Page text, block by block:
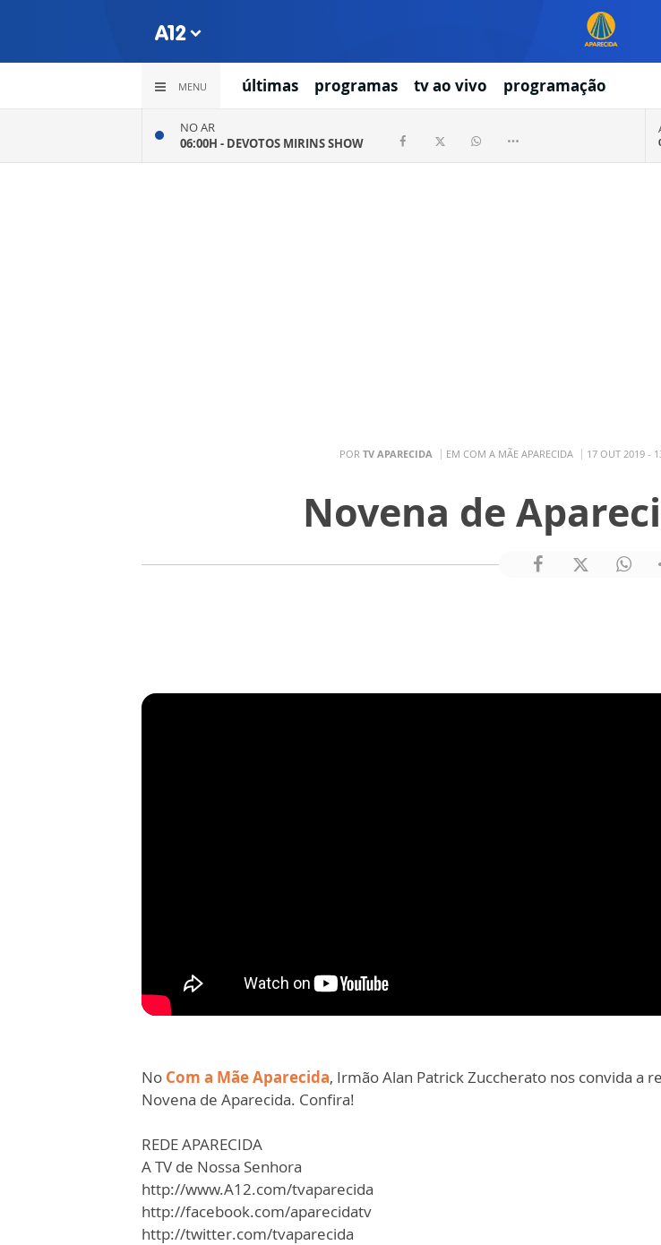
MENU últimas programas tv ao vivo programação
NO AR
06:00H - DEVOTOS MIRINS SHOW
POR TV APARECIDA EM COM A MÃE APARECIDA 17 OUT 2019 -
Novena de
No Com a Mãe Aparecida, Irmão Alan Patrick Zuccherato nos convida a
Novena de Aparecida. Confira!
REDE APARECIDA
A TV de Nossa Senhora
http://www.A12.com/tvaparecida
http://facebook.com/aparecidatv
http://twitter.com/tvaparecida